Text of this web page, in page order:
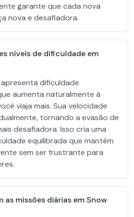
garante que cada nova
nova e desafiadora.
níveis de dificuldade em
apresenta dificuldade
aumenta naturalmente à
viaja mais. Sua velocidade
tornando a evasão de
desafiadora. Isso cria uma
equilibrada que mantém
sem ser frustrante para
as missões diárias em Snow